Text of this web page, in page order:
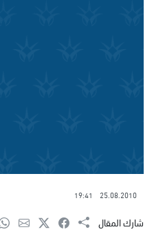
25.08.2010
19:41
شارك المقال